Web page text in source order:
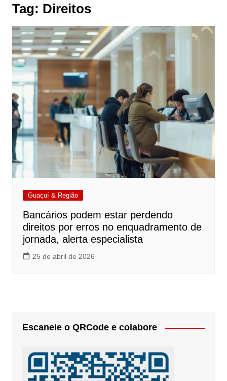
Tag: Direitos
Guaçuí & Região
Bancários podem estar perdendo
direitos por erros no enquadramento de
jornada, alerta especialista
25 de abril de 2026
Escaneie o QRCode e colabore